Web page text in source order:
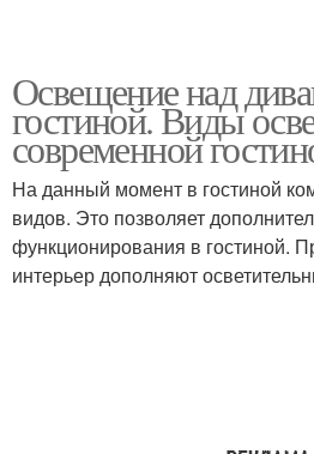
Освещение над
гостиной. Виды
современной
На данный момент в гостиной
видов. Это позволяет
функционирования в гостиной.
интерьер дополняют